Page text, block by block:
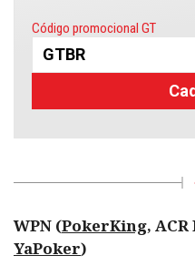
Código promocional GT
GTBR
WPN (PokerKing,
YaPoker)